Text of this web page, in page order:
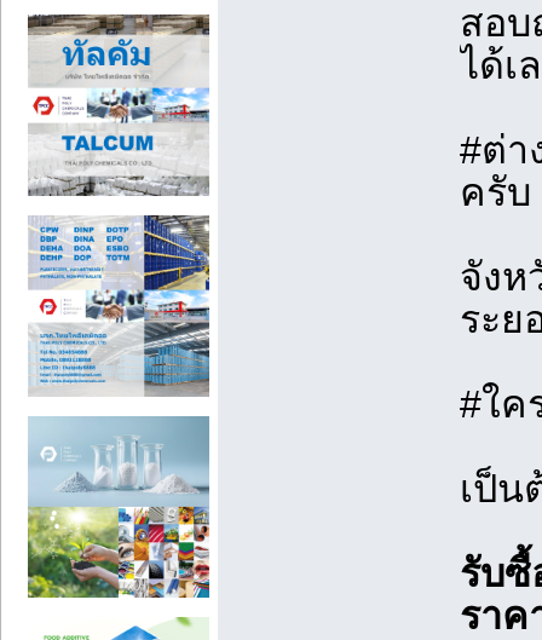
สอบ
ได้เ
#ต่า
ครับ
จังห
ระย
#ใค
เป็น
รับซื้
ราค